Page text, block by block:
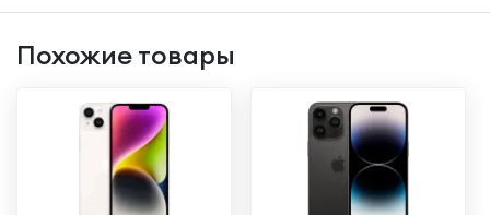
Похожие товары